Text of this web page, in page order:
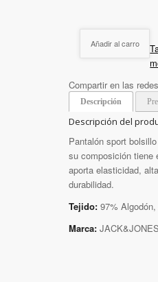
Añadir al carro
Compartir en las
Descripción
Descripción del
Pantalón sport
su composición tiene
aporta elasticidad,
durabilidad.
Tejido: 97%
Marca: JACK&JONES